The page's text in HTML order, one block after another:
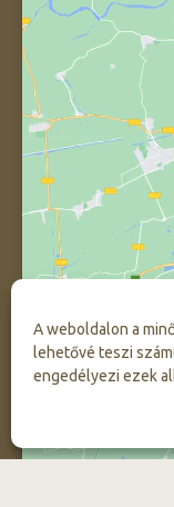
A weboldalon a
lehetővé teszi
engedélyezi ezek